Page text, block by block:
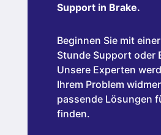
Support in Brake.
Beginnen Sie mit
Stunde Support oder
Unsere Experten
Ihrem Problem
passende Lösungen
finden.